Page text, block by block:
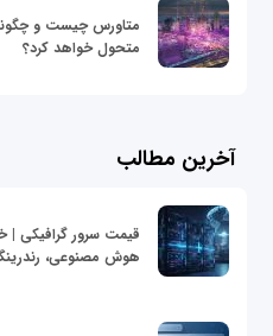
متاورس چیست و
متحول خواهد کرد؟
آخرین مطالب
هوش مصنوعی،